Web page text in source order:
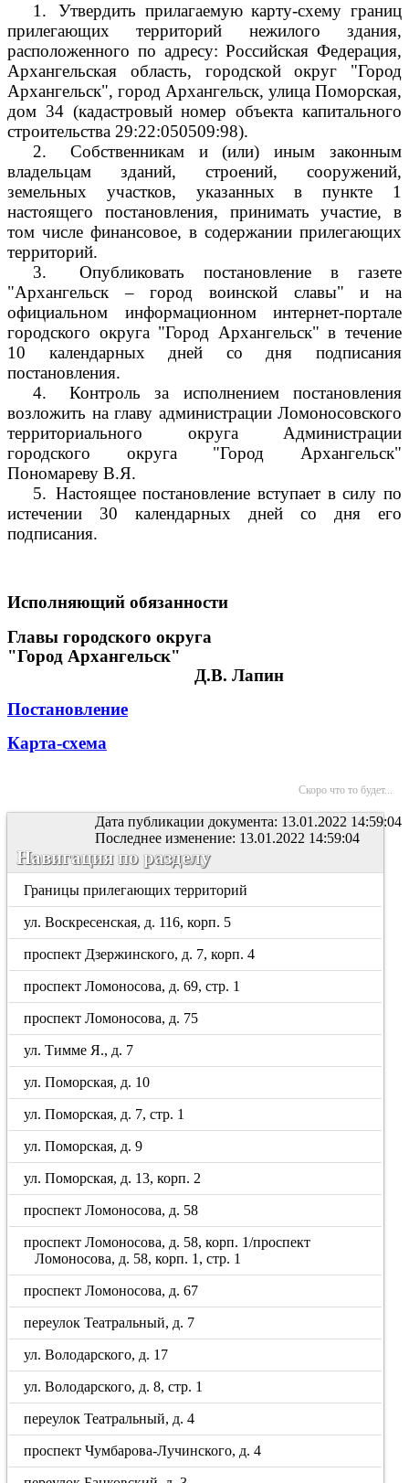
1.
Утвердить прилагаемую карту-схему границ
прилегающих территорий нежилого здания,
расположенного по адресу: Российская Федерация,
Архангельская область, городской округ "Город
Архангельск", город Архангельск, улица Поморская,
дом 34 (кадастровый номер объекта капитального
строительства 29:22:050509:98).
2.
Собственникам и (или) иным законным
владельцам зданий, строений, сооружений,
земельных участков, указанных в пункте 1
настоящего постановления, принимать участие, в
том числе финансовое, в содержании прилегающих
территорий.
3.
Опубликовать постановление в газете
"Архангельск – город воинской славы" и на
официальном информационном интернет-портале
городского округа "Город Архангельск" в течение
10 календарных дней со дня подписания
постановления.
4.
Контроль за исполнением постановления
возложить на главу администрации Ломоносовского
территориального округа Администрации
городского округа "Город Архангельск"
Пономареву В.Я.
5. Настоящее постановление вступает в силу по
истечении 30 календарных дней со дня его
подписания.
Исполняющий обязанности
Главы городского округа
"Город Архангельск"
Д.В. Лапин
Постановление
Карта-схема
Скоро что то будет...
Дата публикации документа: 13.01.2022 14:59:04
Последнее изменение: 13.01.2022 14:59:04
Навигация по разделу
Границы прилегающих территорий
ул. Воскресенская, д. 116, корп. 5
проспект Дзержинского, д. 7, корп. 4
проспект Ломоносова, д. 69, стр. 1
проспект Ломоносова, д. 75
ул. Тимме Я., д. 7
ул. Поморская, д. 10
ул. Поморская, д. 7, стр. 1
ул. Поморская, д. 9
ул. Поморская, д. 13, корп. 2
проспект Ломоносова, д. 58
проспект Ломоносова, д. 58, корп. 1/проспект
Ломоносова, д. 58, корп. 1, стр. 1
проспект Ломоносова, д. 67
переулок Театральный, д. 7
ул. Володарского, д. 17
ул. Володарского, д. 8, стр. 1
переулок Театральный, д. 4
проспект Чумбарова-Лучинского, д. 4